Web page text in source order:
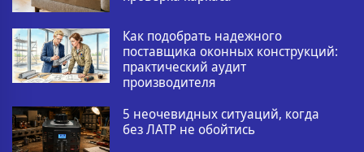
Как подобрать надежного
поставщика оконных конструкций:
практический аудит
производителя
5 неочевидных ситуаций, когда
без ЛАТР не обойтись